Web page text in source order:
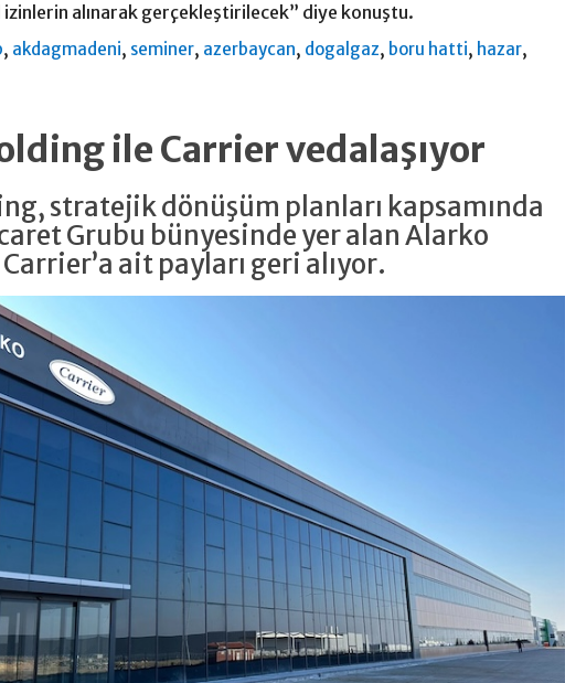
alınarak gerçekleştirilecek” diye konuştu.
, akdagmadeni, seminer, azerbaycan, dogalgaz, boru hatti, hazar,
ile Carrier vedalaşıyor
stratejik dönüşüm planları kapsamında
Grubu bünyesinde yer alan Alarko
ait payları geri alıyor.